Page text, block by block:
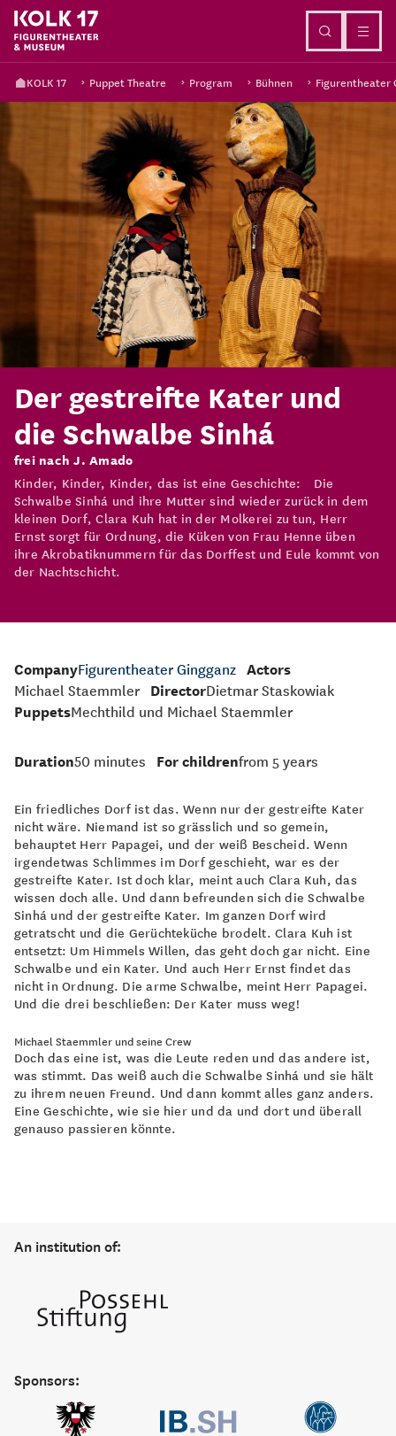
KOLK 17 Puppet Theatre Program Bühnen Figurentheater
Der gestreifte Kater und
die Schwalbe Sinhá
frei nach J. Amado
Kinder, Kinder, Kinder, das ist eine Geschichte: Die
Schwalbe Sinhá und ihre Mutter sind wieder zurück in dem
kleinen Dorf, Clara Kuh hat in der Molkerei zu tun, Herr
Ernst sorgt für Ordnung, die Küken von Frau Henne üben
ihre Akrobatiknummern für das Dorffest und Eule kommt von
der Nachtschicht.
Ein friedliches Dorf ist das. Wenn nur der gestreifte Kater
nicht wäre. Niemand ist so grässlich und so gemein,
behauptet Herr Papagei, und der weiß Bescheid. Wenn
irgendetwas Schlimmes im Dorf geschieht, war es der
gestreifte Kater. Ist doch klar, meint auch Clara Kuh, das
wissen doch alle. Und dann befreunden sich die Schwalbe
Sinhá und der gestreifte Kater. Im ganzen Dorf wird
getratscht und die Gerüchteküche brodelt. Clara Kuh ist
entsetzt: Um Himmels Willen, das geht doch gar nicht. Eine
Schwalbe und ein Kater. Und auch Herr Ernst findet das
nicht in Ordnung. Die arme Schwalbe, meint Herr Papagei.
Und die drei beschließen: Der Kater muss weg!
Michael Staemmler und seine Crew
Doch das eine ist, was die Leute reden und das andere ist,
was stimmt. Das weiß auch die Schwalbe Sinhá und sie hält
zu ihrem neuen Freund. Und dann kommt alles ganz anders.
Eine Geschichte, wie sie hier und da und dort und überall
genauso passieren könnte.
CompanyFigurentheater Gingganz Actors
Michael Staemmler DirectorDietmar Staskowiak
PuppetsMechthild und Michael Staemmler
Duration50 minutes For childrenfrom 5 years
An institution of:
Sponsors: